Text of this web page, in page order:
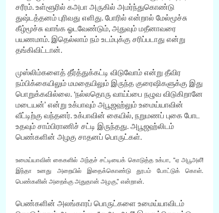
சரீரம். உள்ளூரில் கஅபா அருகில் அமர்ந்துகொண்டு
துஷ்டத்தனம் புரிவது எளிது. போரில் என்றால் மேல்மூச்சு
கீழ்மூச்சு வாங்க ஓடவேண்டும், அதுவும் மதீனாவரை
பயணமாம். இதெல்லாம் நம் உடம்புக்கு சரிப்படாது என்று
தங்கிவிட்டான்.
முஸ்லிம்களைத் தீர்த்துக்கட்டி விடுவோம் என்று தீவிர
நம்பிக்கையிலும் மமதையிலும் இருந்த குரைஷிகளுக்கு இது
பொறுக்கவில்லை. ‘நல்லதொரு வாய்ப்பை நழுவ விடுகிறானே
மடையன்’ என்று உக்பாவும் அபூஜஹ்லும் உமைய்யாவின்
வீட்டிற்கு வந்தனர். உக்பாவின் கையில், நறுமணப் புகை போட
உதவும் சாம்பிராணிச் சட்டி இருந்தது. அபூஜஹ்லிடம்
பெண்களின் அழகு சாதனப் பொருட்கள்.
உமைய்யாவின் கைகளில் அந்தச் சட்டியைக் கொடுத்த உக்பா, “ஏ அபூஅலீ!
இந்தா உனது அறையில் இதைக்கொண்டு தூபம் போட்டுக் கொள்.
பெண்களின் அறைக்கு அதுதான் அழகு,” என்றான்.
பெண்களின் அலங்காரப் பொருட்களை உமைய்யாவிடம்